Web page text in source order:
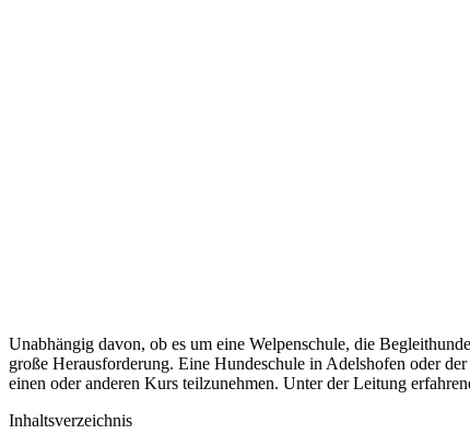
Unabhängig davon, ob es um eine Welpenschule, die
große Herausforderung. Eine Hundeschule in Adelshofen oder
einen oder anderen Kurs teilzunehmen. Unter der Leitung
Inhaltsverzeichnis